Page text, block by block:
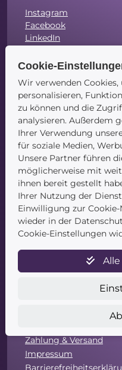
Instagram
Facebook
LinkedIn
Navigation
Startseite
Kontakt
Service
Newsletter
Zahlung & Versand
Impressum
Cookie-
Wir verwenden
personalisieren,
zu können und die
analysieren. Außerdem
Ihrer Verwendung
für soziale Medien,
Unsere Partner führen
möglicherweise mit
ihnen bereit gestellt
Ihrer Nutzung der
Einwilligung zur
wieder in der
Cookie-Einstellungen